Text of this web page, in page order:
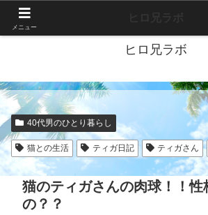
ヒロ兄ラボ
40代男のひとり暮らし
猫との生活 ティガ日記 ティガさん
猫のティガさんの肉球！！性
の？？
メニュー